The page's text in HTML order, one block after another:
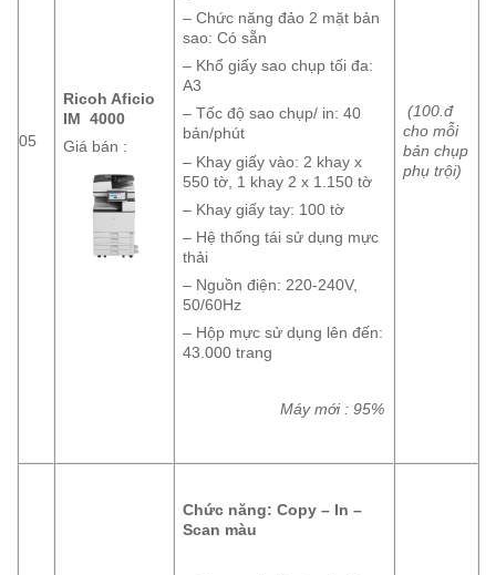
05
Ricoh Aficio
IM 4000
Giá bán :
– Chức năng đảo 2 mặt bản
sao: Có sẵn
– Khổ giấy sao chụp tối đa:
A3
– Tốc độ sao chụp/ in: 40
bản/phút
– Khay giấy vào: 2 khay x
550 tờ, 1 khay 2 x 1.150 tờ
– Khay giấy tay: 100 tờ
– Hệ thống tái sử dụng mực
thải
– Nguồn điện: 220-240V,
50/60Hz
– Hộp mực sử dụng lên đến:
43.000 trang
Máy mới : 95%
(100.đ
cho mỗi
bản chụp
phụ trội)
Chức năng: Copy – In –
Scan màu